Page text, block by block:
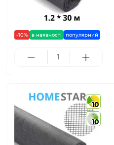
-10% в наявності популярний
10
10